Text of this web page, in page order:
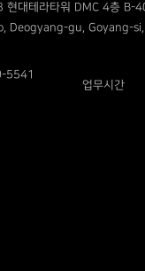
현대테라타워 DMC 4층 B-
Deogyang-gu, Goyang-
5541
업무시간